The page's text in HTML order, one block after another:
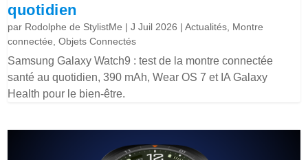
quotidien
par Rodolphe de StylistMe |J Juil 2026 |Actualités Montre
connectée ,Objets Connectés
Samsung Galaxy Watch9 : test de la montre connectée
santé au quotidien, 390 mAh, Wear OS 7 et IA Galaxy
Health pour le bien-être.